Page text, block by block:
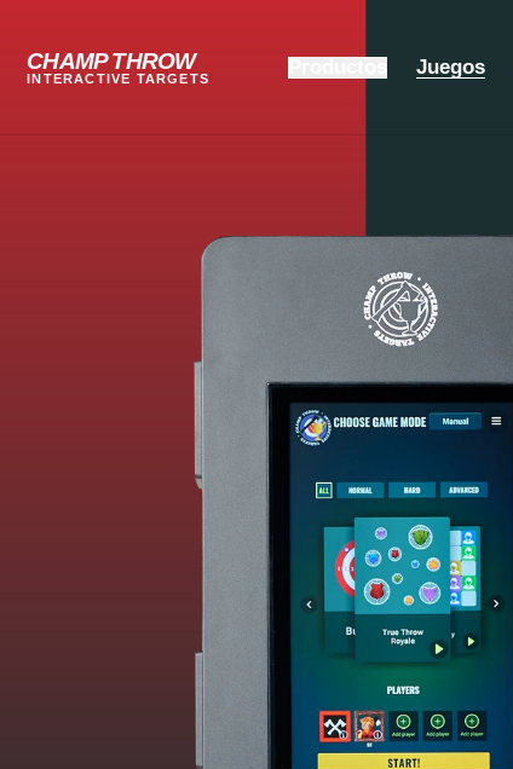
CHAMP THROW
INTERACTIVE TARGETS Juegos